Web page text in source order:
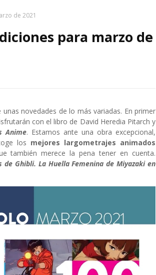
de 2021
para marzo de
unas novedades de lo más variadas. En primer
con el libro de David Heredia Pitarch y
Anime. Estamos ante una obra excepcional,
los mejores largometrajes animados
también merece la pena tener en cuenta.
de Ghibli. La Huella Femenina de Miyazaki en